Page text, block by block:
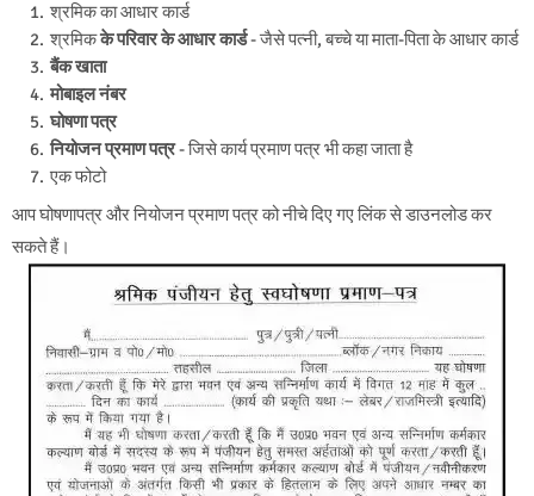
श्रमिक का आधार कार्ड
श्रमिकके परिवार के आधार कार्ड- जैसे पत्नी, बच्चे या माता-पिता के आधार कार्ड
बैंक खाता
मोबाइल नंबर
घोषणा पत्र
नियोजन प्रमाण पत्र- जिसे कार्य प्रमाण पत्र भी कहा जाता है
एक फोटो
आप घोषणापत्र और नियोजन प्रमाण पत्र को नीचे दिए गए लिंक से डाउनलोड कर
सकते हैं।